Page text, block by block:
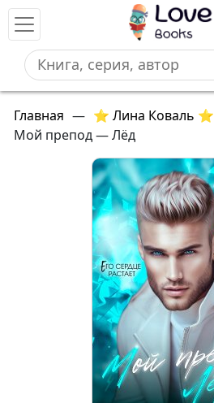
Главная — ⭐ Лина Коваль ⭐
Мой препод — Лёд